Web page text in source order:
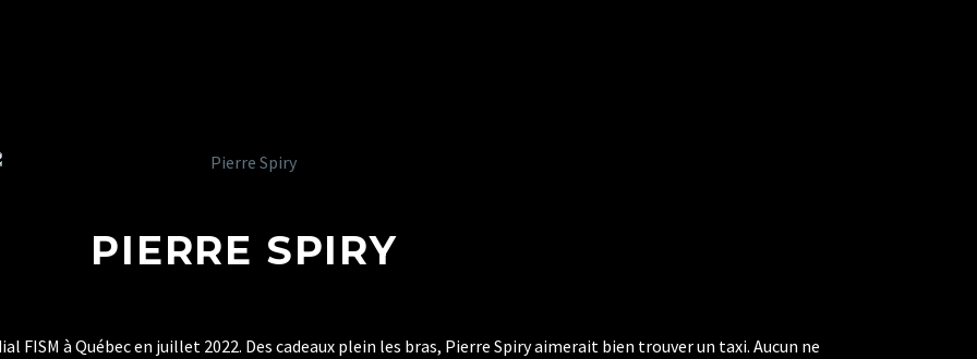
PIERRE SPIRY
FISM à Québec en juillet 2022. Des cadeaux plein les bras, Pierre Spiry aimerait bien trouver un taxi. Aucun ne